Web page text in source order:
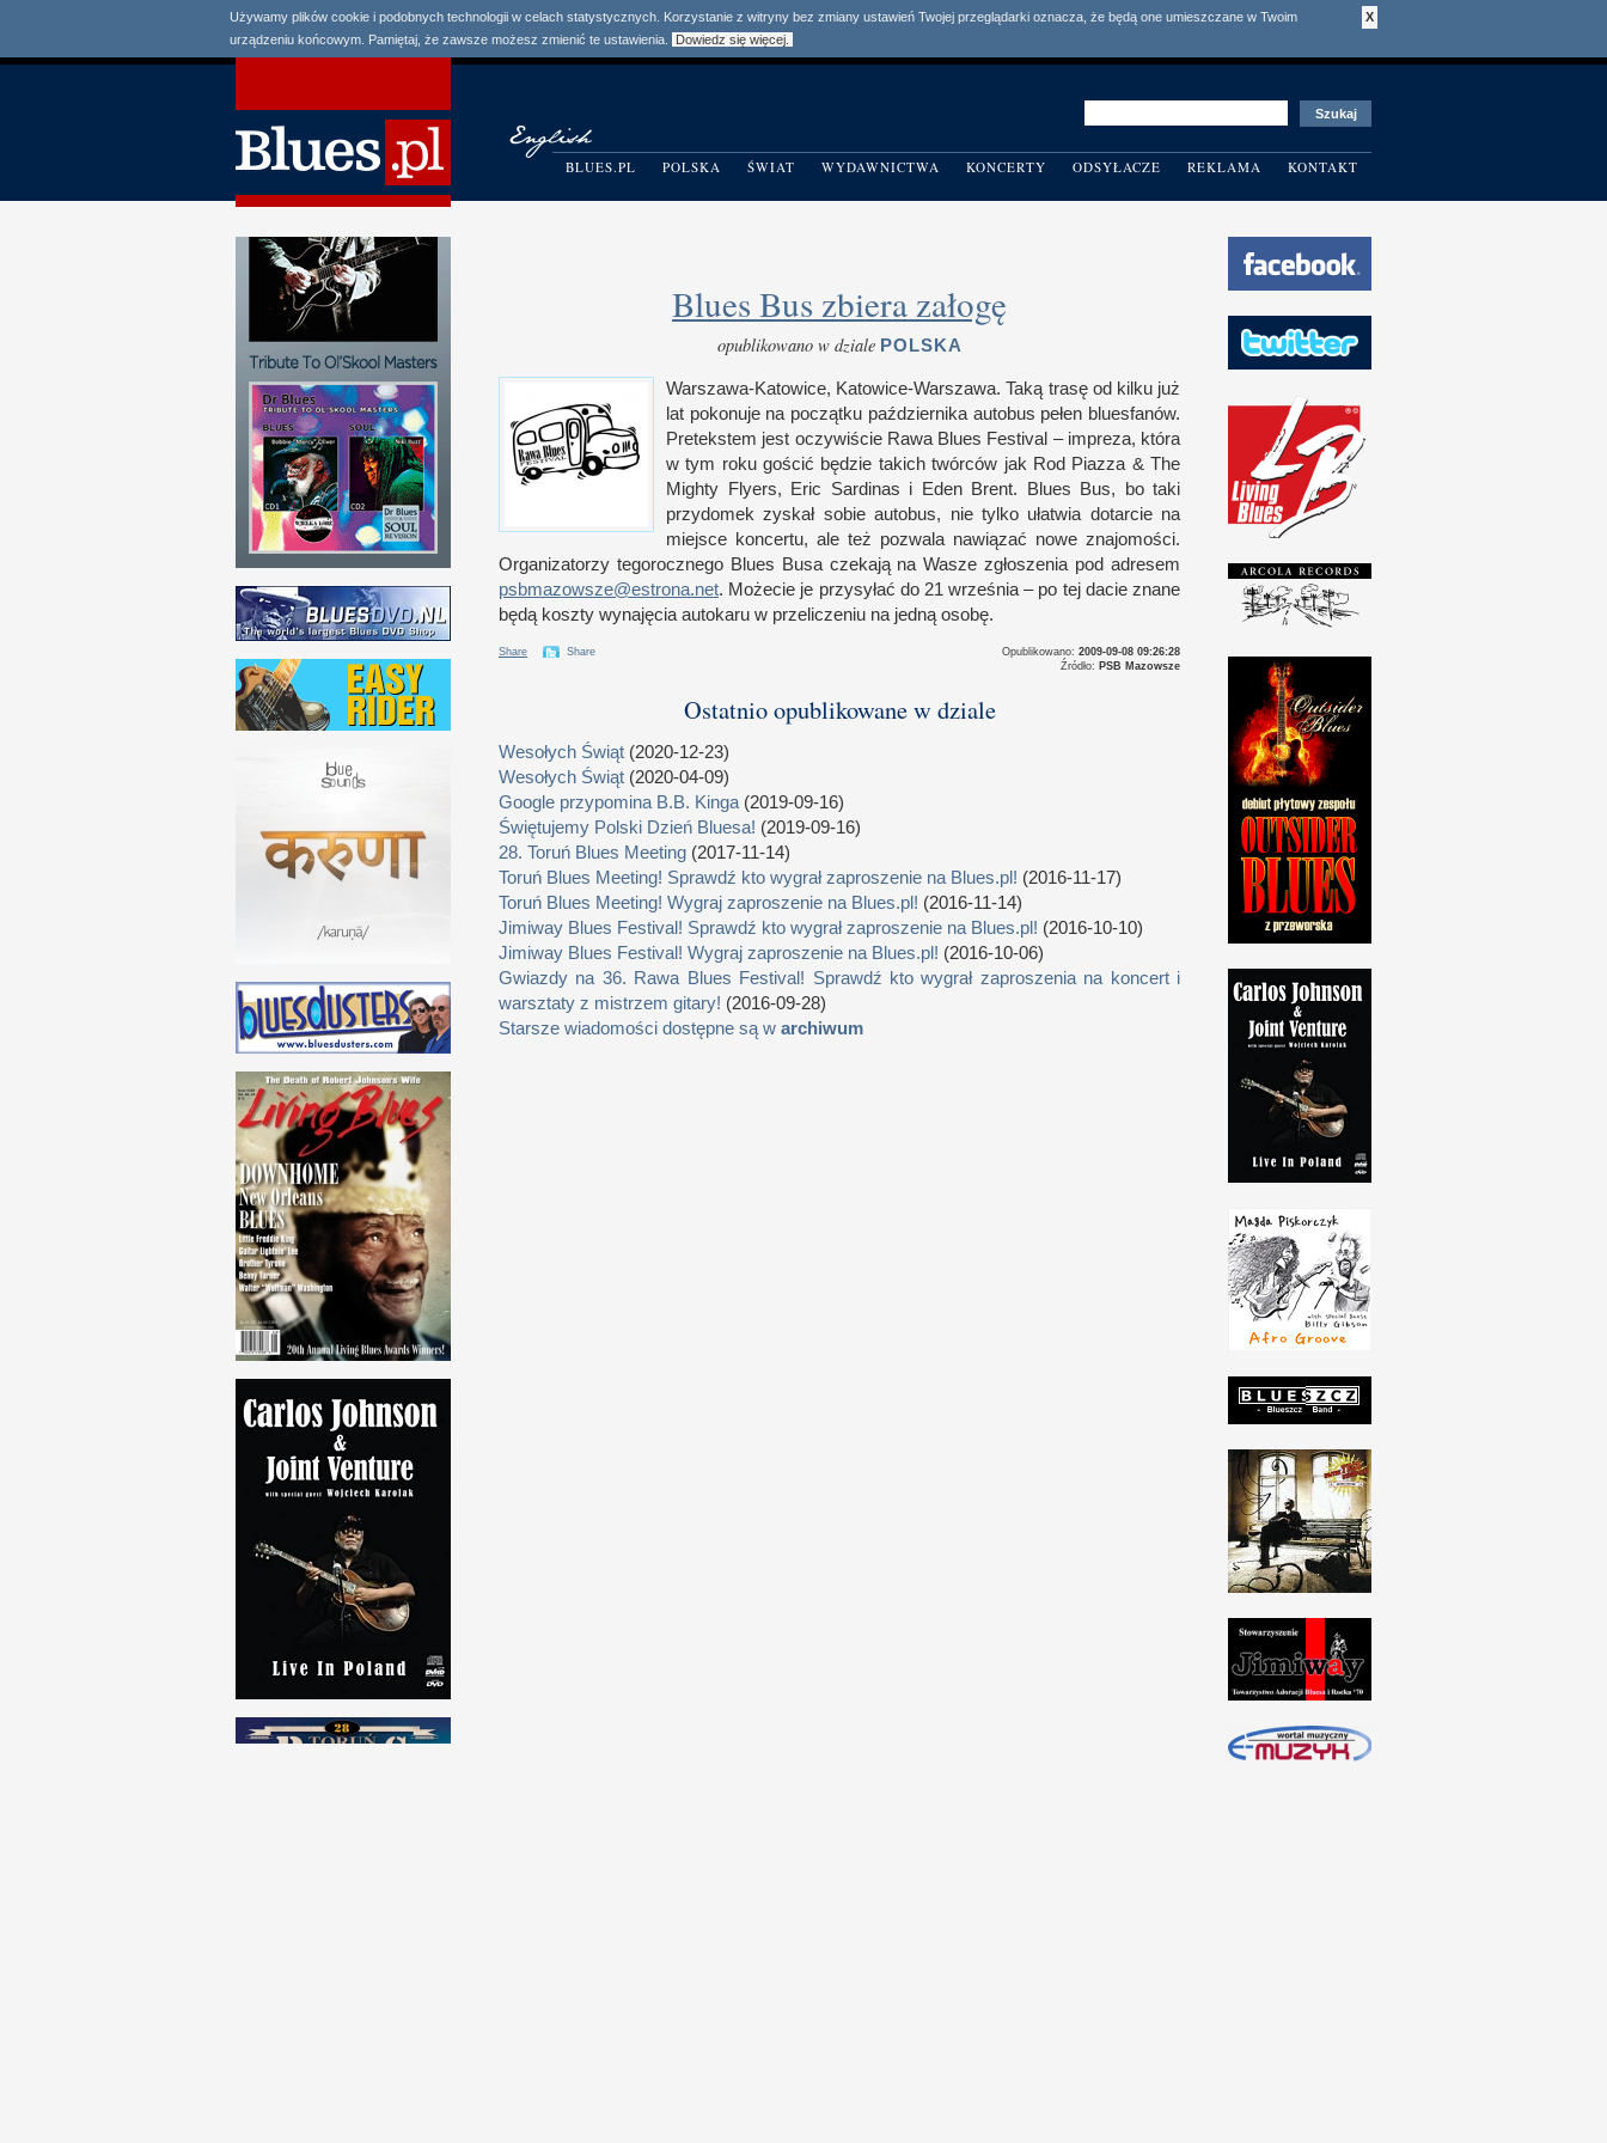
X
Używamy plików cookie i podobnych technologii w celach statystycznych. Korzystanie z witryny bez zmiany ustawień Twojej przeglądarki oznacza, że będą one umieszczane w Twoim
urządzeniu końcowym. Pamiętaj, że zawsze możesz zmienić te ustawienia.
Dowiedz się więcej.
BLUES.PL POLSKA ŚWIAT WYDAWNICTWA KONCERTY ODSYŁACZE REKLAMA KONTAKT
Blues Bus zbiera załogę
opublikowano w dziale POLSKA
Warszawa-Katowice, Katowice-Warszawa. Taką trasę od kilku już
lat pokonuje na początku października autobus pełen bluesfanów.
Pretekstem jest oczywiście Rawa Blues Festival – impreza, która
w tym roku gościć będzie takich twórców jak Rod Piazza & The
Mighty Flyers, Eric Sardinas i Eden Brent. Blues Bus, bo taki
przydomek zyskał sobie autobus, nie tylko ułatwia dotarcie na
miejsce koncertu, ale też pozwala nawiązać nowe znajomości.
Organizatorzy tegorocznego Blues Busa czekają na Wasze zgłoszenia pod adresem
psbmazowsze@estrona.net. Możecie je przysyłać do 21 września – po tej dacie znane
będą koszty wynajęcia autokaru w przeliczeniu na jedną osobę.
Share Share Opublikowano: 2009-09-08 09:26:28
Źródło: PSB Mazowsze
Ostatnio opublikowane w dziale
Wesołych Świąt (2020-12-23)
Wesołych Świąt (2020-04-09)
Google przypomina B.B. Kinga (2019-09-16)
Świętujemy Polski Dzień Bluesa! (2019-09-16)
28. Toruń Blues Meeting (2017-11-14)
Toruń Blues Meeting! Sprawdź kto wygrał zaproszenie na Blues.pl! (2016-11-17)
Toruń Blues Meeting! Wygraj zaproszenie na Blues.pl! (2016-11-14)
Jimiway Blues Festival! Sprawdź kto wygrał zaproszenie na Blues.pl! (2016-10-10)
Jimiway Blues Festival! Wygraj zaproszenie na Blues.pl! (2016-10-06)
Gwiazdy na 36. Rawa Blues Festival! Sprawdź kto wygrał zaproszenia na koncert i
warsztaty z mistrzem gitary! (2016-09-28)
Starsze wiadomości dostępne są w archiwum